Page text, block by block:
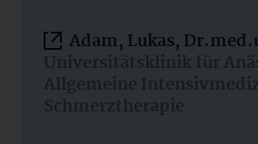
Adam, Lukas,
Universitätsklinik für
Allgemeine
Schmerztherapie